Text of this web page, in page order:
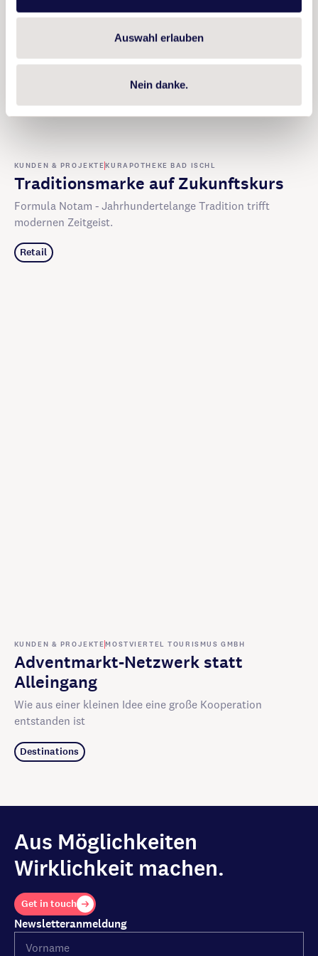
Auswahl erlauben
Nein danke.
KUNDEN & PROJEKTEKURAPOTHEKE BAD ISCHL
Traditionsmarke auf Zukunftskurs
Formula Notam - Jahrhundertelange Tradition trifft
modernen Zeitgeist.
Retail
KUNDEN & PROJEKTEMOSTVIERTEL TOURISMUS GMBH
Adventmarkt-Netzwerk statt
Alleingang
Wie aus einer kleinen Idee eine große Kooperation
entstanden ist
Destinations
Aus Möglichkeiten
Wirklichkeit machen.
Get in touch
Newsletteranmeldung